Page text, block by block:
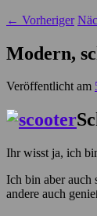
← Vorheriger
Modern,
Veröffentlicht am
Ihr wisst ja, ich
Ich bin aber auch
andere auch